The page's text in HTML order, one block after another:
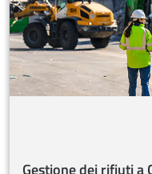
Gestione dei rifiuti a